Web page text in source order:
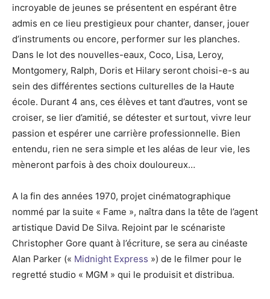
incroyable de jeunes se présentent en espérant être
admis en ce lieu prestigieux pour chanter, danser, jouer
d’instruments ou encore, performer sur les planches.
Dans le lot des nouvelles-eaux, Coco, Lisa, Leroy,
Montgomery, Ralph, Doris et Hilary seront choisi-e-s au
sein des différentes sections culturelles de la Haute
école. Durant 4 ans, ces élèves et tant d’autres, vont se
croiser, se lier d’amitié, se détester et surtout, vivre leur
passion et espérer une carrière professionnelle. Bien
entendu, rien ne sera simple et les aléas de leur vie, les
mèneront parfois à des choix douloureux…
A la fin des années 1970, projet cinématographique
nommé par la suite « Fame », naîtra dans la tête de l’agent
artistique David De Silva. Rejoint par le scénariste
Christopher Gore quant à l’écriture, se sera au cinéaste
Alan Parker (« Midnight Express ») de le filmer pour le
regretté studio « MGM » qui le produisit et distribua.